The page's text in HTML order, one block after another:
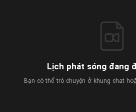
Lịch phát sóng đang
Bạn có thể trò chuyện ở khung chat